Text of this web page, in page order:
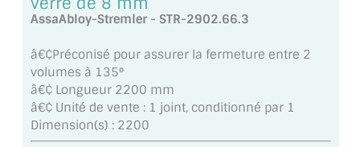
MIROIR VIEILLI
MIROIR DÉCORATIF DE COULEUR
LOTS DE MIROIRS EN MOZAÏQUE
MIROIR POUR PORTE
AssaAbloy-Stremler - STR-2902.66.3
â€¢Préconisé pour assurer la fermeture entre 2
volumes à 135°
â€¢ Longueur 2200 mm
â€¢ Unité de vente : 1 joint, conditionné par 1
Dimension(s) : 2200